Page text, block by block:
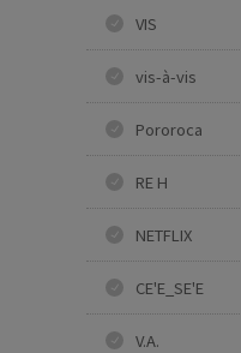
VIS
vis-à-vis
Pororoca
RE H
NETFLIX
CE'E_SE'E
V.A.